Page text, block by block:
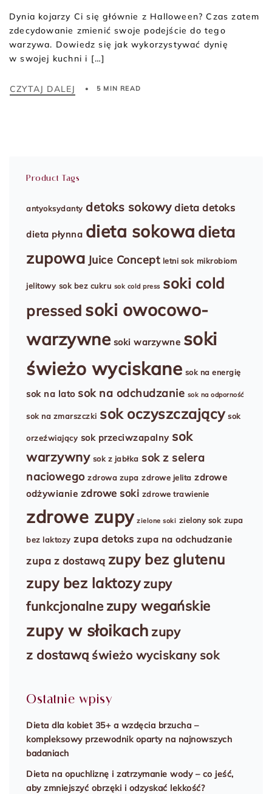
Dynia kojarzy Ci się głównie z Halloween? Czas zatem
zdecydowanie zmienić swoje podejście do tego
warzywa. Dowiedz się jak wykorzystywać dynię
w swojej kuchni i […]
CZYTAJ DALEJ 5 MIN READ
Product Tags
antyoksydanty detoks sokowy dieta detoks
dieta płynna dieta sokowa dieta
zupowa Juice Concept letni sok mikrobiom
jelitowy sok bez cukru sok cold press soki cold
pressed soki owocowo-
warzywne soki warzywne soki
świeżo wyciskane sok na energię
sok na lato sok na odchudzanie sok na odporność
sok na zmarszczki sok oczyszczający sok
orzeźwiający sok przeciwzapalny sok
warzywny sok z jabłka sok z selera
naciowego zdrowa zupa zdrowe jelita zdrowe
odżywianie zdrowe soki zdrowe trawienie
zdrowe zupy zielone soki zielony sok zupa
bez laktozy zupa detoks zupa na odchudzanie
zupa z dostawą zupy bez glutenu
zupy bez laktozy zupy
funkcjonalne zupy wegańskie
zupy w słoikach zupy
z dostawą świeżo wyciskany sok
Ostatnie wpisy
Dieta dla kobiet 35+ a wzdęcia brzucha –
kompleksowy przewodnik oparty na najnowszych
badaniach
Dieta na opuchliznę i zatrzymanie wody – co jeść,
aby zmniejszyć obrzęki i odzyskać lekkość?